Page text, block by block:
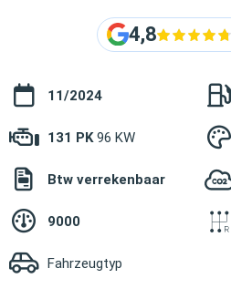
4,8
11/2024
131 PK96 KW
Btw verrekenbaar
9000
Fahrzeugtyp